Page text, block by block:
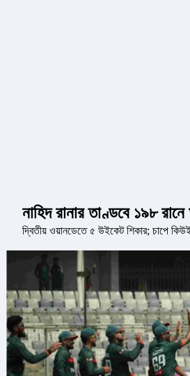
নাহিদ রানার তাণ্ডবে ১৯৮
দ্বিতীয় ওয়ানডেতে ৫ উইকেট শিকার; চাপে